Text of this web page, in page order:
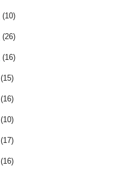
(10)
(26)
(16)
(15)
(16)
(10)
(17)
(16)